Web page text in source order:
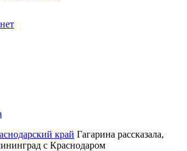
край Гагарина рассказала,
с Краснодаром